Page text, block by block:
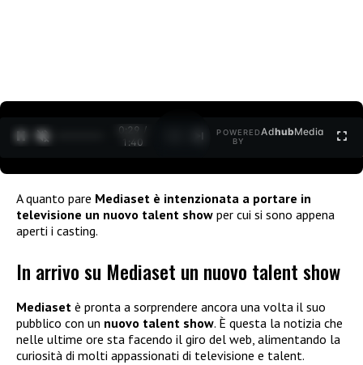
0:30 /
1:40
POWERED
BY
AdhubMedia
A quanto pare Mediaset è intenzionata a portare in
televisione un nuovo talent show per cui si sono appena
aperti i casting.
In arrivo su Mediaset un nuovo talent show
Mediaset è pronta a sorprendere ancora una volta il suo
pubblico con un nuovo talent show. È questa la notizia che
nelle ultime ore sta facendo il giro del web, alimentando la
curiosità di molti appassionati di televisione e talent.